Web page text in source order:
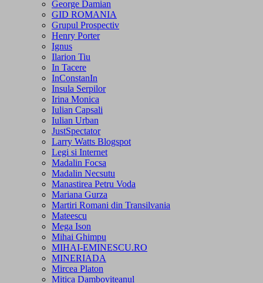
George Damian
GID ROMANIA
Grupul Prospectiv
Henry Porter
Ignus
Ilarion Tiu
In Tacere
InConstanIn
Insula Serpilor
Irina Monica
Iulian Capsali
Iulian Urban
JustSpectator
Larry Watts Blogspot
Legi si Internet
Madalin Focsa
Madalin Necsutu
Manastirea Petru Voda
Mariana Gurza
Martiri Romani din Transilvania
Mateescu
Mega Ison
Mihai Ghimpu
MIHAI-EMINESCU.RO
MINERIADA
Mircea Platon
Mitica Damboviteanul